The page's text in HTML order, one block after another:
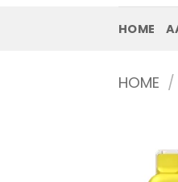
HOME
HOME /